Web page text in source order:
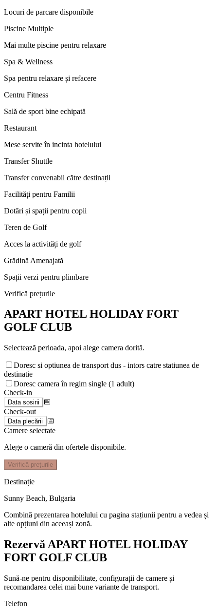
Locuri de parcare disponibile
Piscine Multiple
Mai multe piscine pentru relaxare
Spa & Wellness
Spa pentru relaxare și refacere
Centru Fitness
Sală de sport bine echipată
Restaurant
Mese servite în incinta hotelului
Transfer Shuttle
Transfer convenabil către destinații
Facilități pentru Familii
Dotări și spații pentru copii
Teren de Golf
Acces la activități de golf
Grădină Amenajată
Spații verzi pentru plimbare
Verifică prețurile
APART HOTEL HOLIDAY FORT
GOLF CLUB
Selectează perioada, apoi alege camera dorită.
Doresc si optiunea de transport dus - intors catre statiunea de
destinatie
Doresc camera în regim single (1 adult)
Check-in
Data sosirii
📅
Check-out
Data plecării
📅
Camere selectate
Alege o cameră din ofertele disponibile.
Verifică prețurile
Destinație
Sunny Beach, Bulgaria
Combină prezentarea hotelului cu pagina stațiunii pentru a vedea și
alte opțiuni din aceeași zonă.
Rezervă APART HOTEL HOLIDAY
FORT GOLF CLUB
Sună-ne pentru disponibilitate, configurații de camere și
recomandarea celei mai bune variante de transport.
Telefon